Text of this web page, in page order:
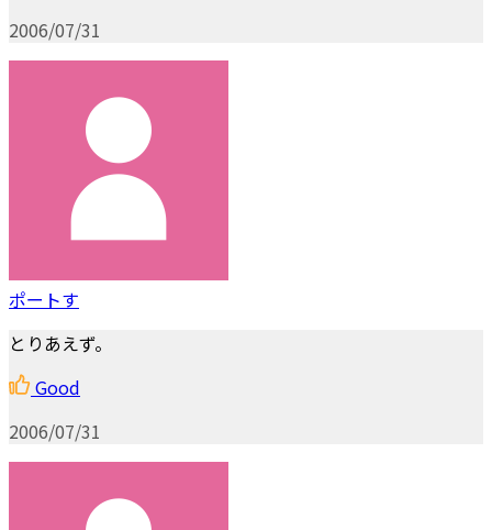
2006/07/31
ポートす
とりあえず。
Good
2006/07/31